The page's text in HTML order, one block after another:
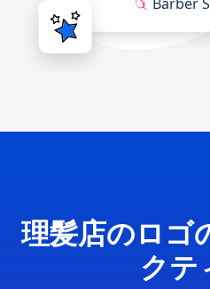
理髪店のロゴ
クテ